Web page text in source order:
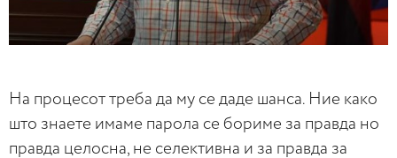
На процесот треба да му се даде шанса. Ние како
што знаете имаме парола се бориме за правда но
правда целосна, не селективна и за правда за